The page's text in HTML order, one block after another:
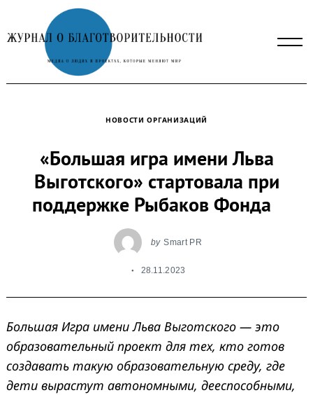
to
content
НОВОСТИ ОРГАНИЗАЦИЙ
«Большая игра имени Льва
Выготского» стартовала при
поддержке Рыбаков Фонда
by Smart PR
28.11.2023
Большая Игра имени Льва Выготского — это
образовательный проект для тех, кто готов
создавать такую образовательную среду, где
дети вырастут автономными, дееспособными,